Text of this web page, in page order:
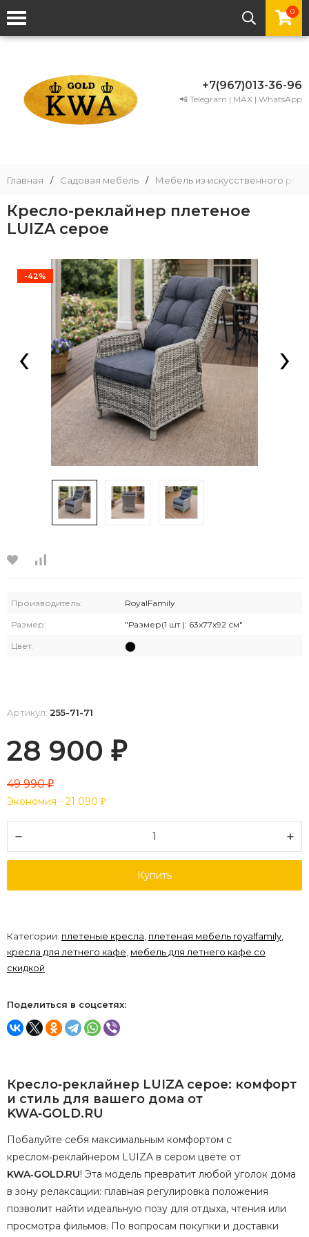
0
+7(967)013-36-96
📲 Telegram | MAX | WhatsApp
Главная / Садовая мебель / Мебель из искусственного
Кресло-реклайнер плетеное
LUIZA серое
-42%
‹ ›
Производитель: RoyalFamily
Размер: "Размер(1 шт.): 63x77x92 см"
Цвет:
Артикул: 255-71-71
28 900 ₽
49 990₽
Экономия - 21 090 ₽
Купить
Категории: плетеные кресла, плетеная мебель royalfamily,
кресла для летнего кафе, мебель для летнего кафе со
скидкой
Поделиться в соцсетях:
Кресло‑реклайнер LUIZAсерое: комфорт
и стиль для вашего дома от
KWA‑GOLD.RU
Побалуйте себя максимальным комфортом с
креслом‑реклайнером LUIZA в сером цвете от
KWA‑GOLD.RU! Эта модель превратит любой уголок дома
в зону релаксации: плавная регулировка положения
позволит найти идеальную позу для отдыха, чтения или
просмотра фильмов. По вопросам покупки и доставки